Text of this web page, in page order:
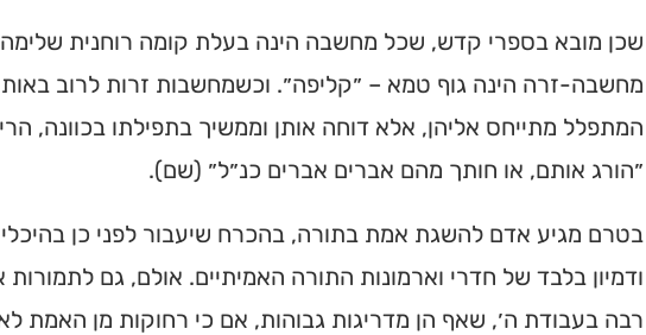
שכן מובא בספרי קדש, שכל מחשבה הינה בעלת קומה רוחנית שלימה
מחשבה-זרה הינה גוף טמא – ״קליפה״. וכשמחשבות זרות לרוב
המתפלל מתייחס אליהן, אלא דוחה אותן וממשיך בתפילתו בכוונה,
״הורג אותם, או חותך מהם אברים אברים כנ״ל״ (שם).
בטרם מגיע אדם להשגת אמת בתורה, בהכרח שיעבור לפני כן
ודמיון בלבד של חדרי וארמונות התורה האמיתיים. אולם, גם לתמורות
רבה בעבודת ה׳, שאף הן מדריגות גבוהות, אם כי רחוקות מן האמת